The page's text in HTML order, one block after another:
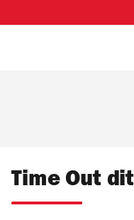
Time Out dit